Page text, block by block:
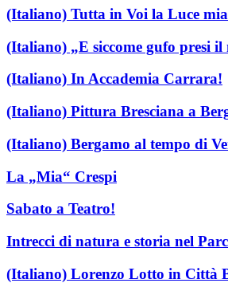
(Italiano) Tutta in Voi la Luce mia
(Italiano) „E siccome gufo presi il
(Italiano) In Accademia Carrara!
(Italiano) Pittura Bresciana a
(Italiano) Bergamo al tempo di
La „Mia“ Crespi
Sabato a Teatro!
Intrecci di natura e storia nel
(Italiano) Lorenzo Lotto in Città